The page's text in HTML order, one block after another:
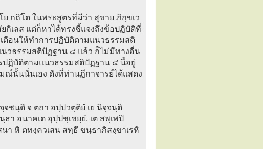
กถิโต ในพระสูตรที่มีว่า สุขาย ภิกฺขเว
กิเลส แต่ก็หาได้ทรงชี้แจงถึงข้อปฏิบัติที่
ตือนให้ทำการปฏิบัติตามแนวธรรมสติ
วธรรมสติปัฏฐาน ๔ แล้ว ก็ไม่มีทางอื่น
ปฏิบัติตามแนวธรรมสติปัฏฐาน ๔ นี้อยู่
มณ์นั้นนั่นเอง ดังที่ท่านฏีกาจารย์ได้แสดง
ชนฺตึ จ ตถา อปฺปวตฺติยํ เย นิจฺจนฺติ
า อนาคเต อุปฺปชฺเชยฺยํ, เต สพฺเพปิ
า หิ ตทงฺควเสน สทฺธึ ขนฺธาภิสงฺขาเรหิ